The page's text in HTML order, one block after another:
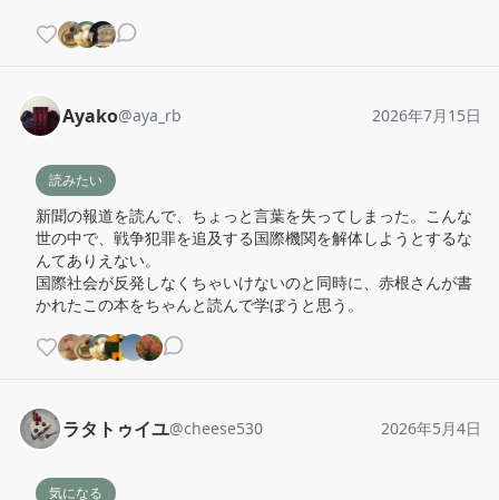
Ayako@aya_rb 2026年7月15日
読みたい
新聞の報道を読んで、ちょっと言葉を失ってしまった。こんな
世の中で、戦争犯罪を追及する国際機関を解体しようとするな
んてありえない。
国際社会が反発しなくちゃいけないのと同時に、赤根さんが書
かれたこの本をちゃんと読んで学ぼうと思う。
ラタトゥイユ@cheese530 2026年5月4日
気になる